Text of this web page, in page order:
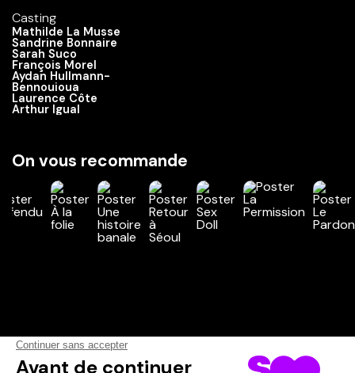
Casting
Mathilde La Musse
Sandrine Bonnaire
Sarah Suco
François Morel
Aydan Hullmann-
Bennouioua
Laurence Côte
Arthur Igual
On vous recommande